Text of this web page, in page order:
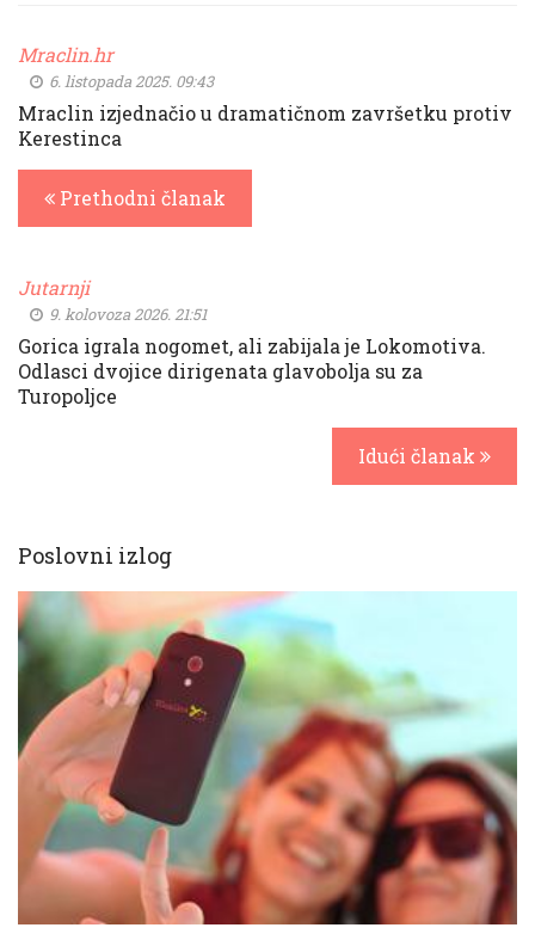
Mraclin.hr
6. listopada 2025. 09:43
Mraclin izjednačio u dramatičnom završetku protiv
Kerestinca
Prethodni članak
Jutarnji
9. kolovoza 2026. 21:51
Gorica igrala nogomet, ali zabijala je Lokomotiva.
Odlasci dvojice dirigenata glavobolja su za
Turopoljce
Idući članak
Poslovni izlog